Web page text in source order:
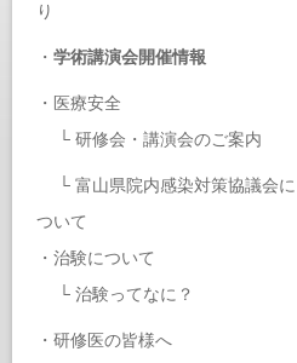
り
・ 学術講演会開催情報
・ 医療安全
└ 研修会・講演会のご案内
└ 富山県院内感染対策協議会に
ついて
・ 治験について
└ 治験ってなに？
・ 研修医の皆様へ